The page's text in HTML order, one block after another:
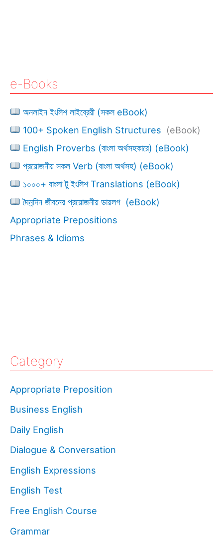
e-Books
অনলাইন ইংলিশ লাইব্রেরী (সকল eBook)
100+ Spoken English Structures (eBook)
English Proverbs (বাংলা অর্থসহকারে) (eBook)
প্রয়োজনীয় সকল Verb (বাংলা অর্থসহ) (eBook)
১০০০+ বাংলা টু ইংলিশ Translations (eBook)
দৈনন্দিন জীবনের প্রয়োজনীয় ডায়লগ (eBook)
Appropriate Prepositions
Phrases & Idioms
Category
Appropriate Preposition
Business English
Daily English
Dialogue & Conversation
English Expressions
English Test
Free English Course
Grammar